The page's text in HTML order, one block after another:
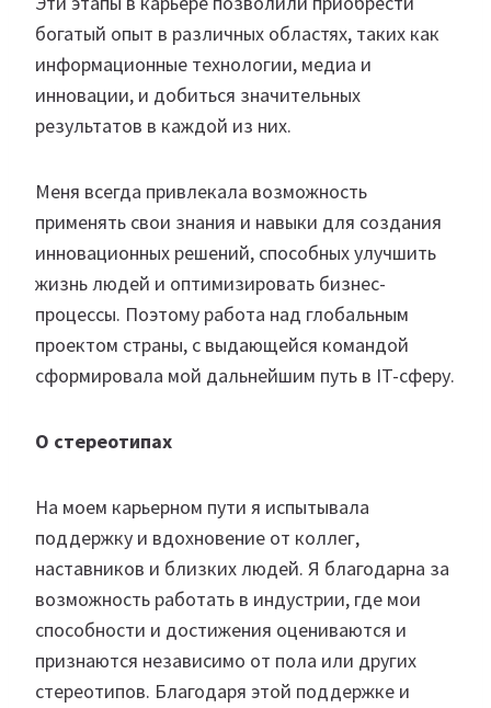
богатый опыт в различных областях, таких как
информационные технологии, медиа и
инновации, и добиться значительных
результатов в каждой из них.
Меня всегда привлекала возможность
применять свои знания и навыки для создания
инновационных решений, способных улучшить
жизнь людей и оптимизировать бизнес-
процессы. Поэтому работа над глобальным
проектом страны, с выдающейся командой
сформировала мой дальнейшим путь в IT-сферу.
О стереотипах
На моем карьерном пути я испытывала
поддержку и вдохновение от коллег,
наставников и близких людей. Я благодарна за
возможность работать в индустрии, где мои
способности и достижения оцениваются и
признаются независимо от пола или других
стереотипов. Благодаря этой поддержке и